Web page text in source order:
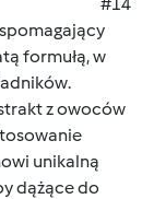
formułą, w
z owoców
unikalną
dążące do